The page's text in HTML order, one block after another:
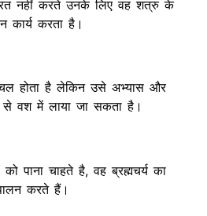
नहीं करते उनके लिए वह शत्रु के
कार्य करता है।
होता है लेकिन उसे अभ्यास और
से वश में लाया जा सकता है।
पाना चाहते है, वह ब्रह्मचर्य का
करते हैं।